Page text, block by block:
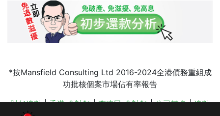
*按Mansfield Consulting Ltd 2016-2024全港債務重組成
功批核個案市場佔有率報告
財仔追數|香港 會計師|李建民 會計師|公司轉名|追數